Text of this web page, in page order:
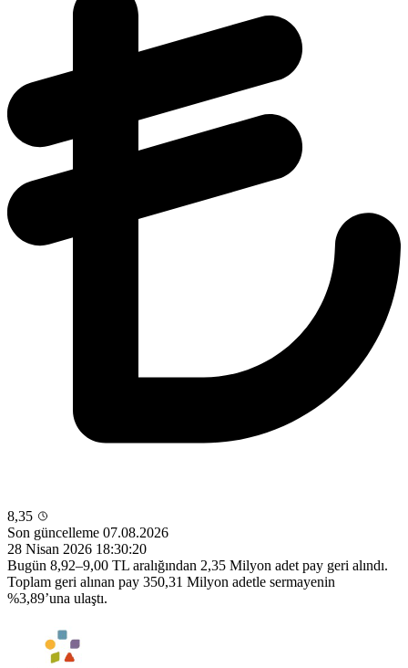
8,35
Son güncelleme 07.08.2026
28 Nisan 2026 18:30:20
Bugün 8,92–9,00 TL aralığından 2,35 Milyon adet pay geri alındı.
Toplam geri alınan pay 350,31 Milyon adetle sermayenin
%3,89’una ulaştı.